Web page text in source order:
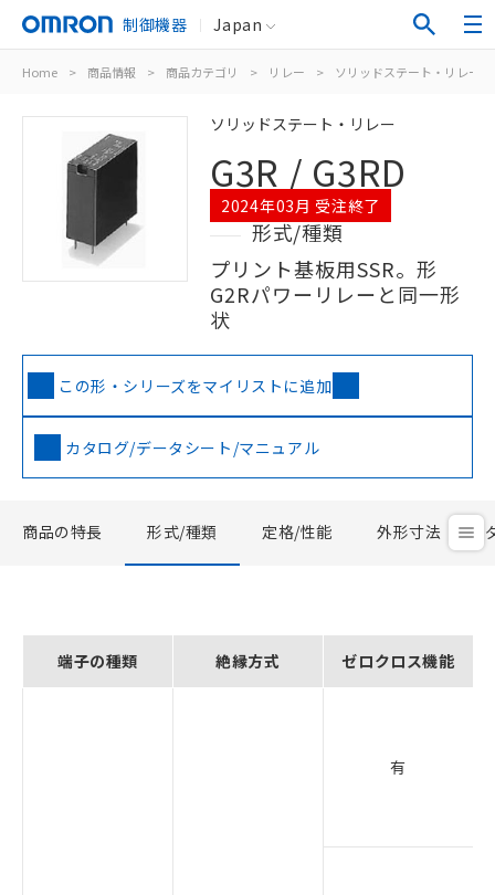
制御機器 Japan
Home > 商品情報 > 商品カテゴリ > リレー > ソリッドステート・リレー
ソリッドステート・リレー
G3R / G3RD
2024年03月 受注終了
形式/種類
プリント基板用SSR。形
G2Rパワーリレーと同一形
状
この形・シリーズをマイリストに追加
カタログ/データシート/マニュアル
商品の特長 形式/種類 定格/性能 外形寸法
端子の種類 絶縁方式 ゼロクロス機能
有